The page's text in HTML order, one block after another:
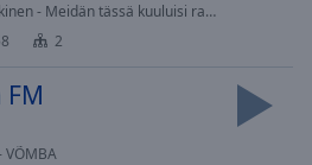
- Meidän tässä kuuluisi rakastuu
2
VÕMBA